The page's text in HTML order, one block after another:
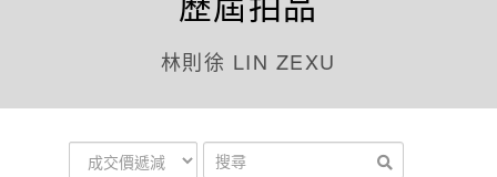
林則徐 LIN ZEXU